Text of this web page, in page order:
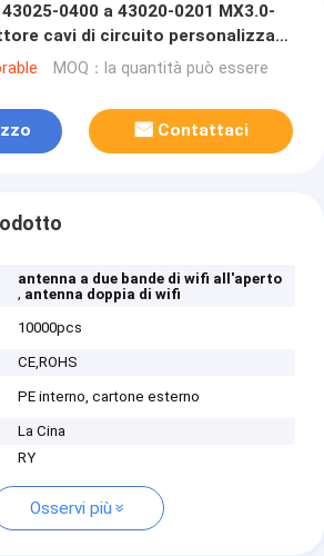
43025-0400 a 43020-0201 MX3.0-
cavi di circuito personalizzati
MOQ：la quantità può essere
Contattaci
antenna a due bande di wifi all'aperto
, antenna doppia di wifi
10000pcs
CE,ROHS
PE interno, cartone esterno
La Cina
RY
Osservi più